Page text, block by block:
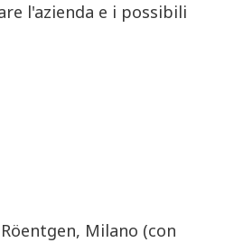
l'azienda e i possibili
Milano (con